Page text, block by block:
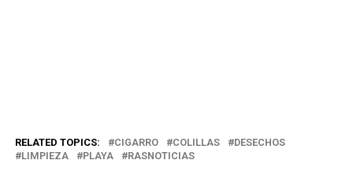
RELATED TOPICS: CIGARRO COLILLAS
DESECHOS
LIMPIEZA
PLAYA RASNOTICIAS